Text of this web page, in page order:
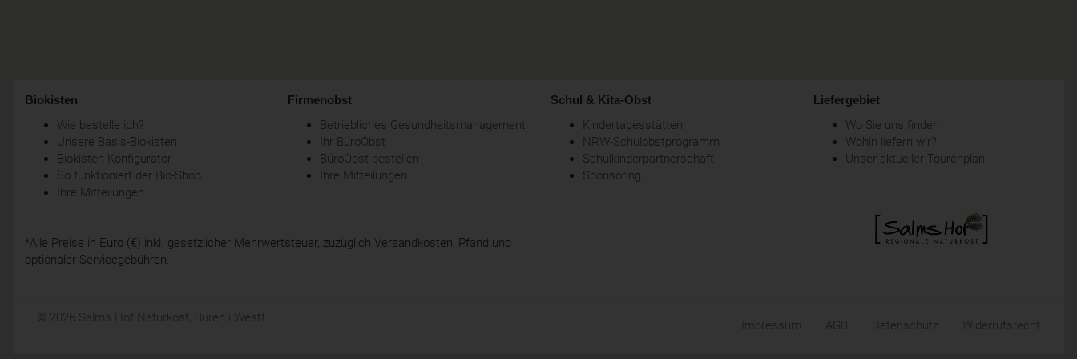
Biokisten
Wie bestelle ich?
Unsere Basis-Biokisten
Biokisten-Konfigurator
So funktioniert der Bio-Shop
Ihre Mitteilungen
Firmenobst
Betriebliches Gesundheitsmanagement
Ihr BüroObst
BüroObst bestellen
Ihre Mitteilungen
Schul & Kita-Obst
Kindertagesstätten
NRW-Schulobstprogramm
Schulkinderpartnerschaft
Sponsoring
Liefergebiet
Wo Sie uns finden
Wohin liefern wir?
Unser aktueller Tourenplan
*Alle Preise in Euro (€) inkl. gesetzlicher Mehrwertsteuer, zuzüglich Versandkosten, Pfand und
optionaler Servicegebühren.
© 2026 Salms Hof Naturkost, Büren i.Westf.
Impressum AGB Datenschutz Widerrufsrecht